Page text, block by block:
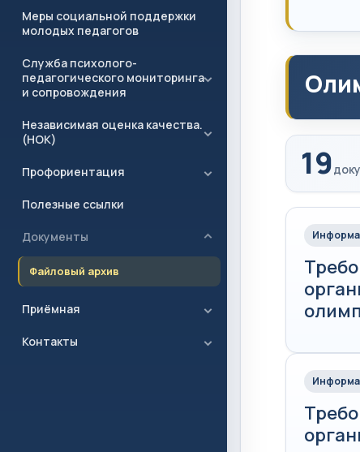
Меры социальной поддержки
молодых педагогов
Служба психолого-
педагогического мониторинга
и сопровождения
Независимая оценка качества.
(НОК)
Профориентация
Полезные ссылки
Документы
Файловый архив
Приёмная
Контакты
19